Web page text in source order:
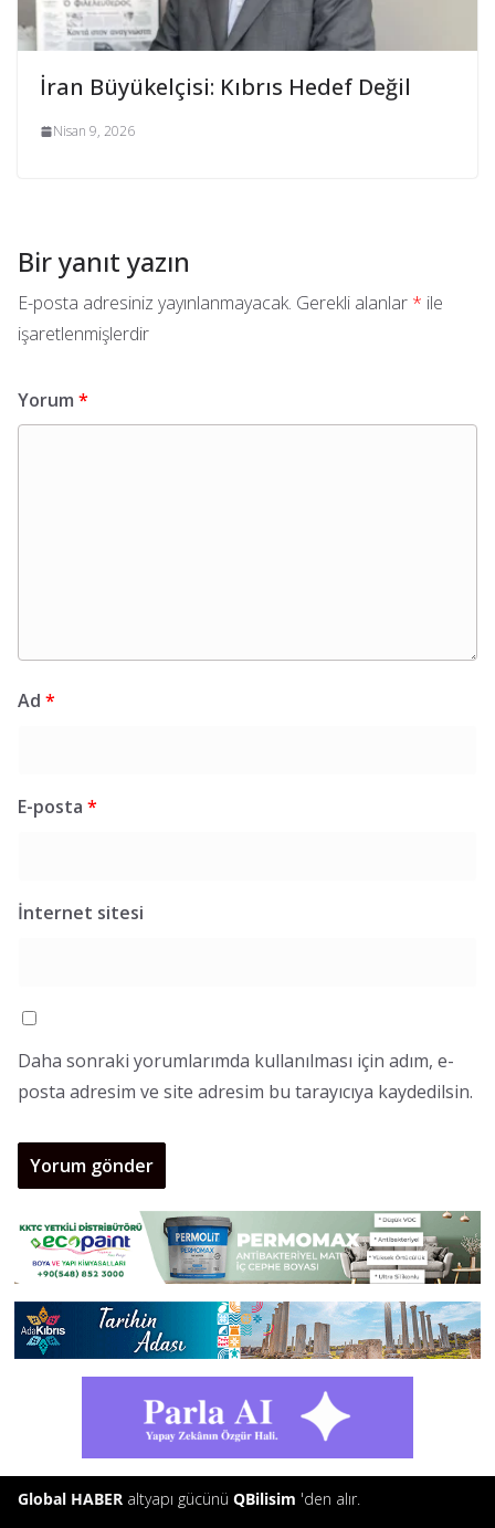
İran Büyükelçisi: Kıbrıs Hedef Değil
Nisan 9, 2026
Bir yanıt yazın
E-posta adresiniz yayınlanmayacak. Gerekli alanlar * ile
işaretlenmişlerdir
Yorum *
Ad *
E-posta *
İnternet sitesi
Daha sonraki yorumlarımda kullanılması için adım, e-
posta adresim ve site adresim bu tarayıcıya kaydedilsin.
Global HABER altyapı gücünü QBilisim 'den alır.